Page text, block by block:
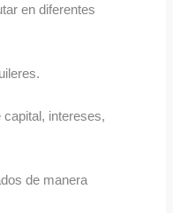
en diferentes
intereses,
de manera